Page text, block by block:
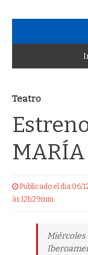
Teatro
Publicado el dia 06/
às 12h29min
Miércoles